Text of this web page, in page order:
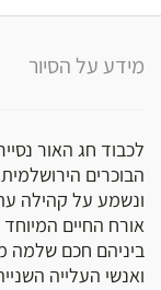
מידע על הסיור
לכבוד חג האור
הבוכרים
ונשמע על קהילה
אורח החיים
ביניהם חכם שלמה
ואנשי העלייה